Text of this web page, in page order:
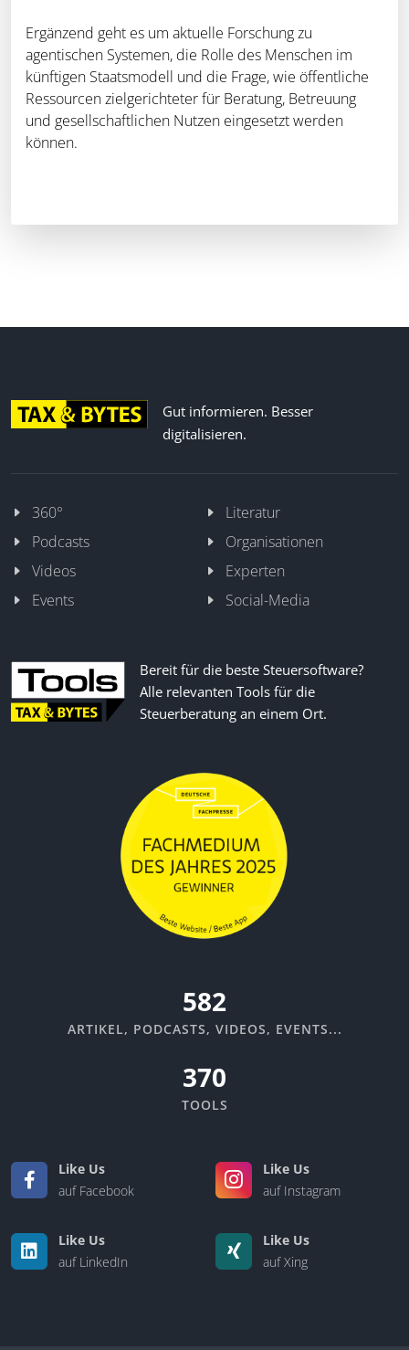
Ergänzend geht es um aktuelle Forschung zu
agentischen Systemen, die Rolle des Menschen im
künftigen Staatsmodell und die Frage, wie öffentliche
Ressourcen zielgerichteter für Beratung, Betreuung
und gesellschaftlichen Nutzen eingesetzt werden
können.
Gut informieren. Besser
digitalisieren.
360°
Literatur
Podcasts
Organisationen
Videos
Experten
Events
Social-Media
Bereit für die beste Steuersoftware?
Alle relevanten Tools für die
Steuerberatung an einem Ort.
635
ARTIKEL, PODCASTS, VIDEOS, EVENTS...
370
TOOLS
Like Us
auf Facebook
Like Us
auf Instagram
Like Us
auf LinkedIn
Like Us
auf Xing